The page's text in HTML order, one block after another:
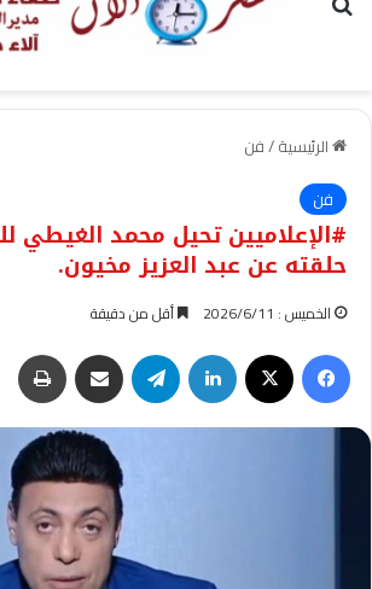
الرئيسية/فن
فن
#الإعلاميين تحيل محمد الغيطي
حلقته عن عبد العزيز مخيون.
الخميس : 2026/6/11 أقل من دقيقة
فيسبوك لينكدإن تيلقرام مشاركة عبر البريد